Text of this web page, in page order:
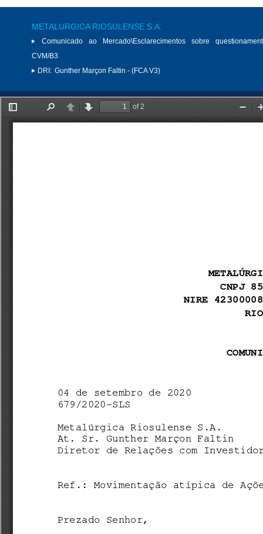
METALURGICA RIOSULENSE S.A.
Comunicado ao Mercado\Esclarecimentos sobre
CVM/B3
DRI: Gunther Marçon Faltin - (FCA V3)